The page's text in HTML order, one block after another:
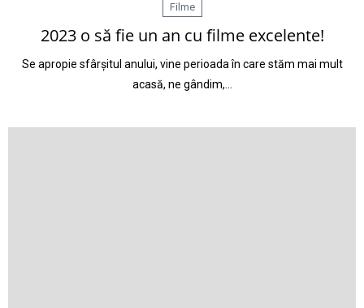
Filme
2023 o să fie un an cu filme excelente!
Se apropie sfârșitul anului, vine perioada în care stăm mai mult
acasă, ne gândim,…